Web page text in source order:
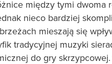
między tymi dwoma
nieco bardziej
mieszają się
tradycyjnej muzyki
do gry skrzypcowej.